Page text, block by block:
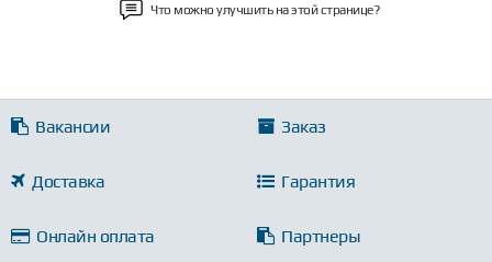
Что можно улучшить на этой странице?
Вакансии Заказ
Доставка Гарантия
Онлайн оплата Партнеры